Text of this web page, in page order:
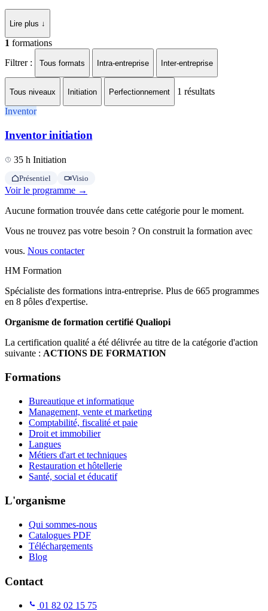
Lire plus ↓
1 formations
Filtrer :
Tous formats Intra-entreprise Inter-entreprise
Tous niveaux Initiation Perfectionnement 1 résultats
Inventor
Inventor initiation
35 h Initiation
Présentiel Visio
Voir le programme →
Aucune formation trouvée dans cette catégorie pour le moment.
Vous ne trouvez pas votre besoin ? On construit la formation avec
vous. Nous contacter
HM Formation
Spécialiste des formations intra-entreprise. Plus de 665 programmes
en 8 pôles d'expertise.
Organisme de formation certifié Qualiopi
La certification qualité a été délivrée au titre de la catégorie d'action
suivante : ACTIONS DE FORMATION
Formations
Bureautique et informatique
Management, vente et marketing
Comptabilité, fiscalité et paie
Droit et immobilier
Langues
Métiers d'art et techniques
Restauration et hôtellerie
Santé, social et éducatif
L'organisme
Qui sommes-nous
Catalogues PDF
Téléchargements
Blog
Contact
01 82 02 15 75